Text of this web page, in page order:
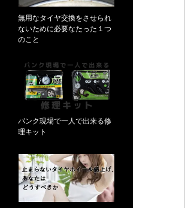
無用なタイヤ交換をさせられ
ないために必要なたった１つ
のこと
パンク現場で一人で出来る修
理キット